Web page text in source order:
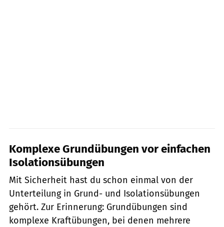
Komplexe Grundübungen vor einfachen
Isolationsübungen
Mit Sicherheit hast du schon einmal von der
Unterteilung in Grund- und Isolationsübungen
gehört. Zur Erinnerung: Grundübungen sind
komplexe Kraftübungen, bei denen mehrere